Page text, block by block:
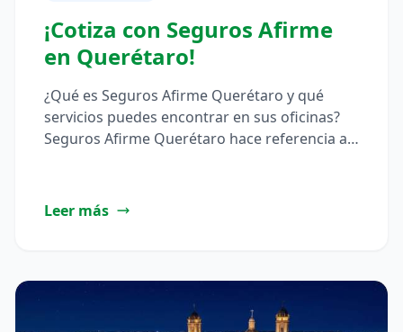
¡Cotiza con Seguros Afirme
en Querétaro!
¿Qué es Seguros Afirme Querétaro y qué
servicios puedes encontrar en sus oficinas?
Seguros Afirme Querétaro hace referencia a
Leer más